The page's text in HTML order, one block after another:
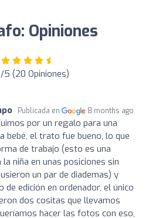
Opiniones
/5 (20 Opiniones)
Publicada en 8 months ago
por un regalo para una
bebé, el trato fue bueno, lo que
de trabajo (esto es una
niña en unas posiciones sin
un par de diademas) y
edición en ordenador, el único
dos cositas que llevamos
hacer las fotos con eso,